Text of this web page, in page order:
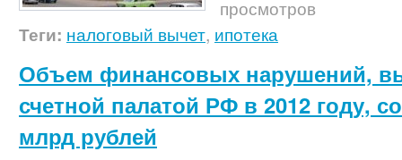
просмотров
Теги: налоговый вычет, ипотека
Объем финансовых нарушений,
счетной палатой РФ в 2012 году,
млрд рублей